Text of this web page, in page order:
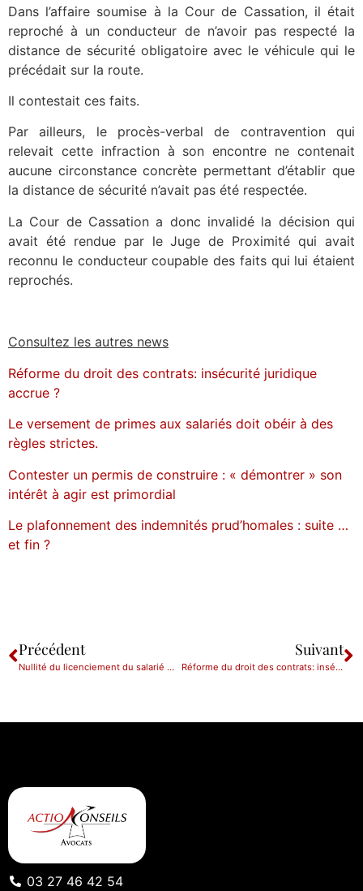
Dans l’affaire soumise à la Cour de Cassation, il était
reproché à un conducteur de n’avoir pas respecté la
distance de sécurité obligatoire avec le véhicule qui le
précédait sur la route.
Il contestait ces faits.
Par ailleurs, le procès-verbal de contravention qui
relevait cette infraction à son encontre ne contenait
aucune circonstance concrète permettant d’établir que
la distance de sécurité n’avait pas été respectée.
La Cour de Cassation a donc invalidé la décision qui
avait été rendue par le Juge de Proximité qui avait
reconnu le conducteur coupable des faits qui lui étaient
reprochés.
Consultez les autres news
Réforme du droit des contrats: insécurité juridique
accrue ?
Le versement de primes aux salariés doit obéir à des
règles strictes.
Contester un permis de construire : « démontrer » son
intérêt à agir est primordial
Le plafonnement des indemnités prud’homales : suite …
et fin ?
Précédent
Nullité du licenciement du salarié motivé par le procés intenté contre son employeur
Suivant
Réforme du droit des contrats: insécurité juridique accrue ?
03 27 46 42 54